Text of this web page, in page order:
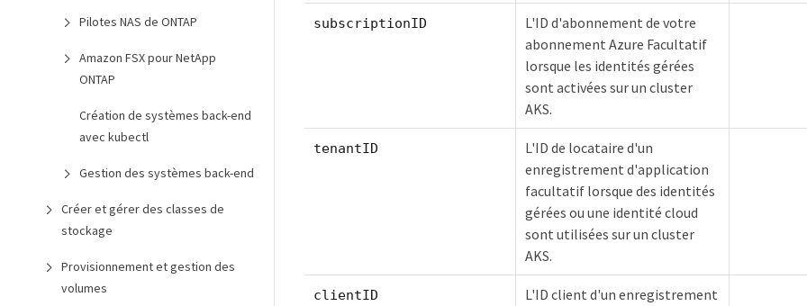
Pilotes NAS de ONTAP
Amazon FSX pour NetApp
ONTAP
Création de systèmes back-end
avec kubectl
Gestion des systèmes back-end
Créer et gérer des classes de
stockage
Provisionnement et gestion des
volumes
subscriptionID
L'ID d'abonnement de votre
abonnement Azure Facultatif
lorsque les identités gérées
sont activées sur un cluster
AKS.
tenantID
L'ID de locataire d'un
enregistrement d'application
facultatif lorsque des identités
gérées ou une identité cloud
sont utilisées sur un cluster
AKS.
clientID
L'ID client d'un enregistrement